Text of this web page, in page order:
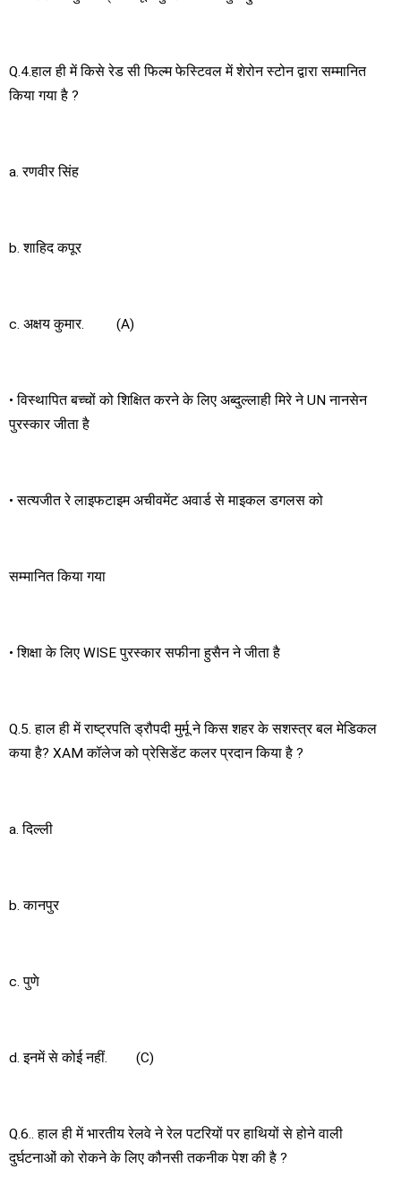
Q.4.हाल ही में किसे रेड सी फिल्म फेस्टिवल में शेरोन स्टोन द्वारा सम्मानित
किया गया है ?
a. रणवीर सिंह
b. शाहिद कपूर
c. अक्षय कुमार. (A)
• विस्थापित बच्चों को शिक्षित करने के लिए अब्दुल्लाही मिरे ने UN नानसेन
पुरस्कार जीता है
• सत्यजीत रे लाइफटाइम अचीवमेंट अवार्ड से माइकल डगलस को
सम्मानित किया गया
• शिक्षा के लिए WISE पुरस्कार सफीना हुसैन ने जीता है
Q.5. हाल ही में राष्ट्रपति ड्रौपदी मुर्मू ने किस शहर के सशस्त्र बल मेडिकल
कया है? XAM कॉलेज को प्रेसिडेंट कलर प्रदान किया है ?
a. दिल्ली
b. कानपुर
c. पुणे
d. इनमें से कोई नहीं. (C)
Q.6.. हाल ही में भारतीय रेलवे ने रेल पटरियों पर हाथियों से होने वाली
दुर्घटनाओं को रोकने के लिए कौनसी तकनीक पेश की है ?